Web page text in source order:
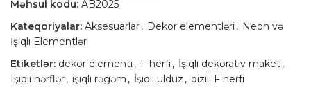
Məhsul kodu: AB2025
Kateqoriyalar: Aksesuarlar, Dekor elementləri , Neon və
İşıqlı Elementlər
Etiketlər: dekor elementi , F herfi , İşıqlı dekorativ maket,
Işıqlı hərflər, işıqlı rəgəm , İşıqlı ulduz , qizili F herfi